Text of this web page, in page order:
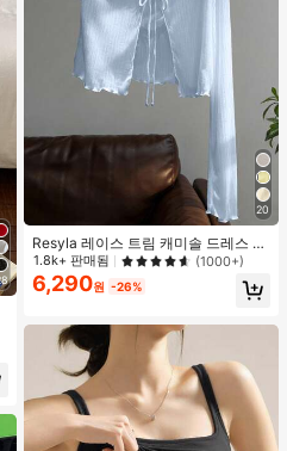
20
Resyla 레이스 트림 캐미솔 드레스 커
버업, 긴팔 니트 숄 경량 여름 자외선
차단 여성용 상의
1.8k+ 판매됨 (1000+)
6,290원 -26%